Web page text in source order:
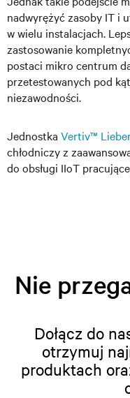
nadwyrężyć zasoby IT i
w wielu instalacjach.
zastosowanie
postaci mikro centrum
przetestowanych pod
niezawodności.
Jednostka Vertiv™
chłodniczy z
do obsługi IIoT
Nie
Dołącz do
otrzymuj
produktach